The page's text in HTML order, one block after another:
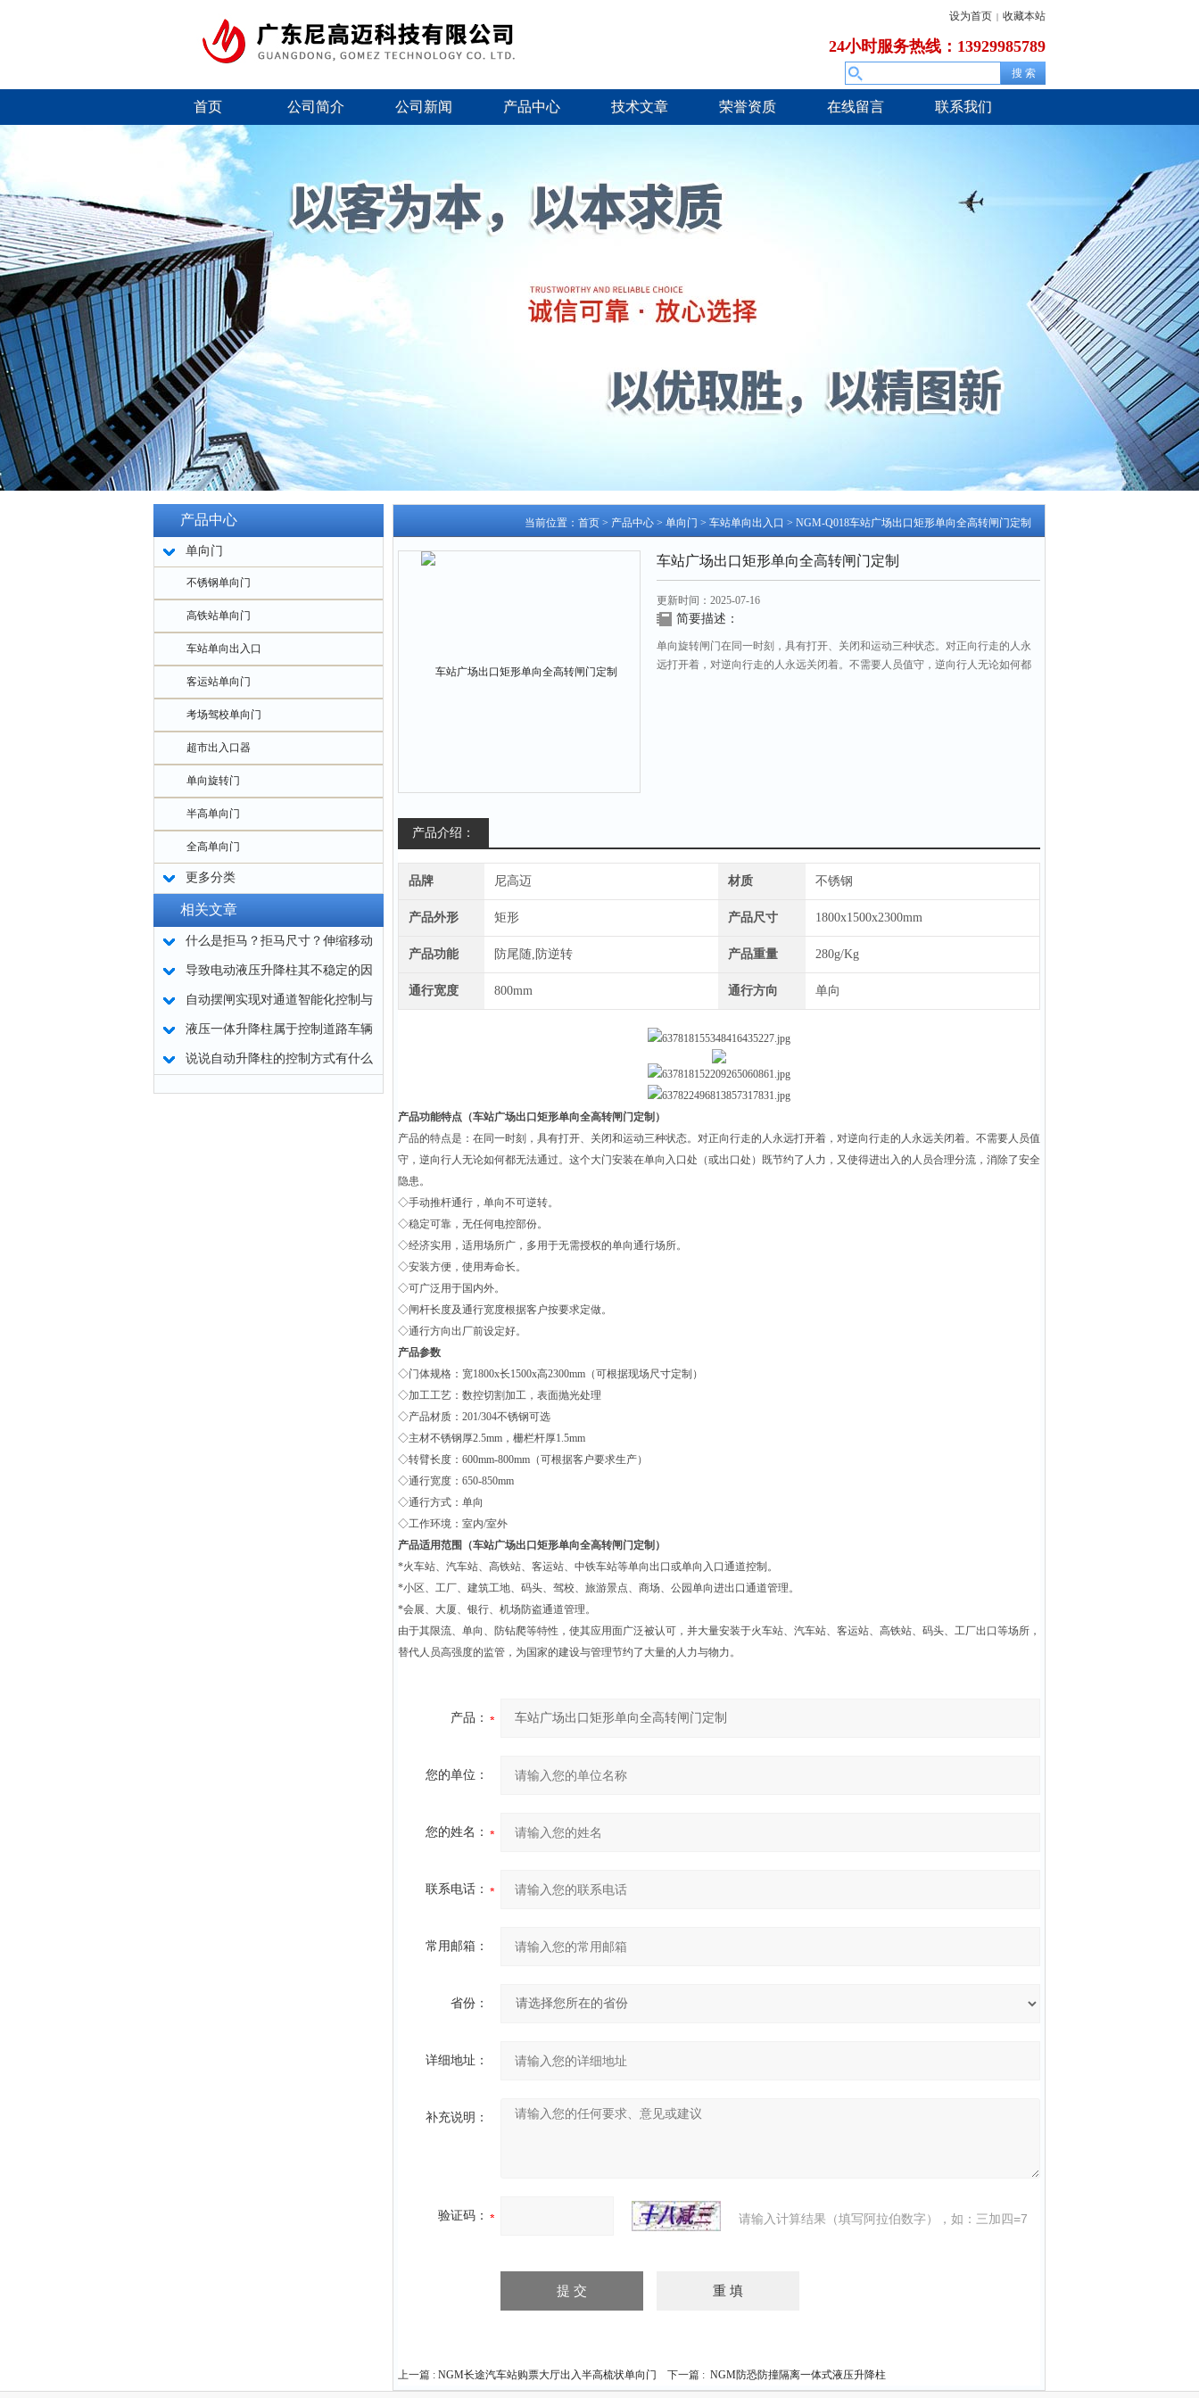
设为首页 | 收藏本站
24小时服务热线：13929985789
首页 公司简介 公司新闻 产品中心 技术文章 荣誉资质 在线留言 联系我们
产品中心
单向门
不锈钢单向门
高铁站单向门
车站单向出入口
客运站单向门
考场驾校单向门
超市出入口器
单向旋转门
半高单向门
全高单向门
更多分类
相关文章
什么是拒马？拒马尺寸？伸缩移动
拒马路障厂家规格
导致电动液压升降柱其不稳定的因
素
自动摆闸实现对通道智能化控制与
管理
液压一体升降柱属于控制道路车辆
通行的设备
说说自动升降柱的控制方式有什么
当前位置： 首页 > 产品中心 > 单向门 > 车站单向出入口 > NGM-Q018车站广场出口矩形单向全高转闸门定制
车站广场出口矩形单向全高转闸门定制
更新时间：2025-07-16
简要描述：
单向旋转闸门在同一时刻，具有打开、关闭和运动三种状态。对正向行走的人永
远打开着，对逆向行走的人永远关闭着。不需要人员值守，逆向行人无论如何都
产品介绍：
品牌 尼高迈 材质 不锈钢
产品外形 矩形 产品尺寸 1800x1500x2300mm
产品功能 防尾随,防逆转 产品重量 280g/Kg
通行宽度 800mm 通行方向 单向
产品功能特点（车站广场出口矩形单向全高转闸门定制 ）
产品的特点是：在同一时刻，具有打开、关闭和运动三种状态。对正向行走的人永远打开着，对逆向行走的人永远关闭着。不需要人员值
守，逆向行人无论如何都无法通过。这个大门安装在单向入口处（或出口处）既节约了人力，又使得进出入的人员合理分流，消除了安全
隐患。
◇手动推杆通行，单向不可逆转。
◇稳定可靠，无任何电控部份。
◇经济实用，适用场所广，多用于无需授权的单向通行场所。
◇安装方便，使用寿命长。
◇可广泛用于国内外。
◇闸杆长度及通行宽度根据客户按要求定做。
◇通行方向出厂前设定好。
产品参数
◇门体规格：宽1800x长1500x高2300mm（可根据现场尺寸定制）
◇加工工艺：数控切割加工，表面抛光处理
◇产品材质：201/304不锈钢可选
◇主材不锈钢厚2.5mm，栅栏杆厚1.5mm
◇转臂长度：600mm-800mm（可根据客户要求生产）
◇通行宽度：650-850mm
◇通行方式：单向
◇工作环境：室内/室外
产品适用范围（车站广场出口矩形单向全高转闸门定制 ）
*火车站、汽车站、高铁站、客运站、中铁车站等单向出口或单向入口通道控制。
*小区、工厂、建筑工地、码头、驾校、旅游景点、商场、公园单向进出口通道管理。
*会展、大厦、银行、机场防盗通道管理。
由于其限流、单向、防钻爬等特性，使其应用面广泛被认可，并大量安装于火车站、汽车站、客运站、高铁站、码头、工厂出口等场所，
替代人员高强度的监管，为国家的建设与管理节约了大量的人力与物力。
产品：
您的单位：
您的姓名：
联系电话：
常用邮箱：
省份：
详细地址：
补充说明：
验证码： 请输入计算结果（填写阿拉伯数字），如：三加四=7
上一篇 : NGM长途汽车站购票大厅出入半高梳状单向门 下一篇 : NGM防恐防撞隔离一体式液压升降柱